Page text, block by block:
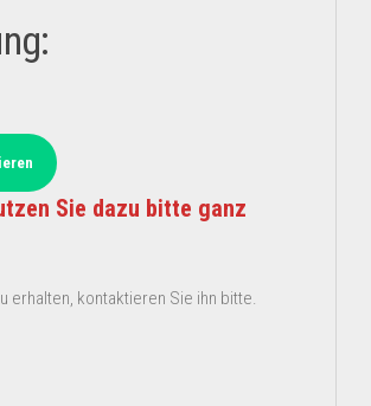
Sie dazu bitte ganz
erhalten, kontaktieren Sie ihn bitte.